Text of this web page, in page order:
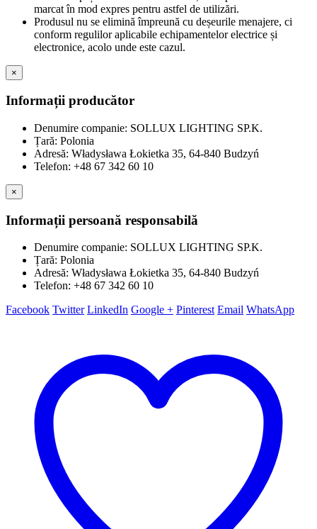
marcat în mod expres pentru astfel de utilizări.
Produsul nu se elimină împreună cu deșeurile menajere, ci
conform regulilor aplicabile echipamentelor electrice și
electronice, acolo unde este cazul.
×
Informații producător
Denumire companie: SOLLUX LIGHTING SP.K.
Țară: Polonia
Adresă: Władysława Łokietka 35, 64-840 Budzyń
Telefon: +48 67 342 60 10
×
Informații persoană responsabilă
Denumire companie: SOLLUX LIGHTING SP.K.
Țară: Polonia
Adresă: Władysława Łokietka 35, 64-840 Budzyń
Telefon: +48 67 342 60 10
Facebook Twitter LinkedIn Google + Pinterest Email WhatsApp